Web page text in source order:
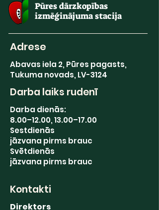
Pūres dārzkopības
izmēģinājuma stacija
Adrese
Abavas iela 2, Pūres pagasts,
Tukuma novads, LV-3124
Darba laiks rudenī
Darba dienās:
8.00–12.00, 13.00–17.00
Sestdienās
jāzvana pirms brauc
Svētdienās
jāzvana pirms brauc
Kontakti
Direktors